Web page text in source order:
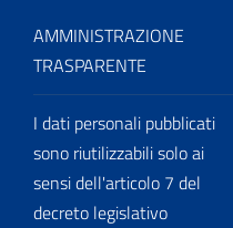
AMMINISTRAZIONE
TRASPARENTE
I dati personali pubblicati
sono riutilizzabili solo ai
sensi dell'articolo 7 del
decreto legislativo